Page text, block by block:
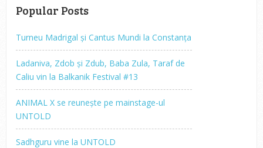
Popular Posts
Turneu Madrigal și Cantus Mundi la Constanța
Ladaniva, Zdob și Zdub, Baba Zula, Taraf de
Caliu vin la Balkanik Festival #13
ANIMAL X se reunește pe mainstage-ul
UNTOLD
Sadhguru vine la UNTOLD